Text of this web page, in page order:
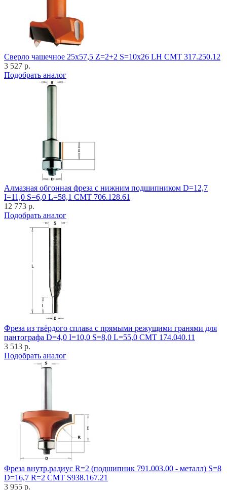
Cверло чашечное 25x57,5 Z=2+2 S=10x26 LH CMT 317.250.12
3 527 р.
Подобрать аналог
Алмазная обгонная фреза с нижним подшипником D=12,7
I=11,0 S=6,0 L=58,1 CMT 706.128.61
12 773 р.
Подобрать аналог
Фреза из твёрдого сплава с прямыми режущими гранями для
пантографа D=4,0 I=10,0 S=8,0 L=55,0 CMT 174.040.11
3 513 р.
Подобрать аналог
Фреза внутр.радиус R=2 (подшипник 791.003.00 - металл) S=8
D=16,7 R=2 CMT S938.167.21
3 955 р.